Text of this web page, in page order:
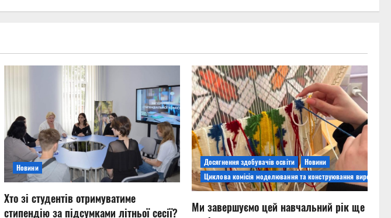
Новини
Хто зі студентів отримуватиме
стипендію за підсумками літньої сесії?
Досягнення здобувачів освіти
Новини
Циклова комісія моделювання та конструювання виробів
Ми завершуємо цей навчальний рік ще